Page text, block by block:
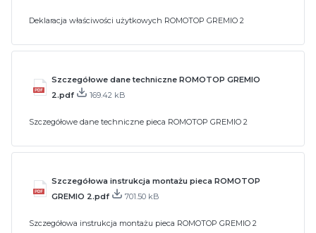
Deklaracja właściwości użytkowych ROMOTOP GREMIO 2
Szczegółowe dane techniczne ROMOTOP GREMIO
2.pdf
169.42 kB
Szczegółowe dane techniczne pieca ROMOTOP GREMIO 2
Szczegółowa instrukcja montażu pieca ROMOTOP
GREMIO 2.pdf
701.50 kB
Szczegółowa instrukcja montażu pieca ROMOTOP GREMIO 2